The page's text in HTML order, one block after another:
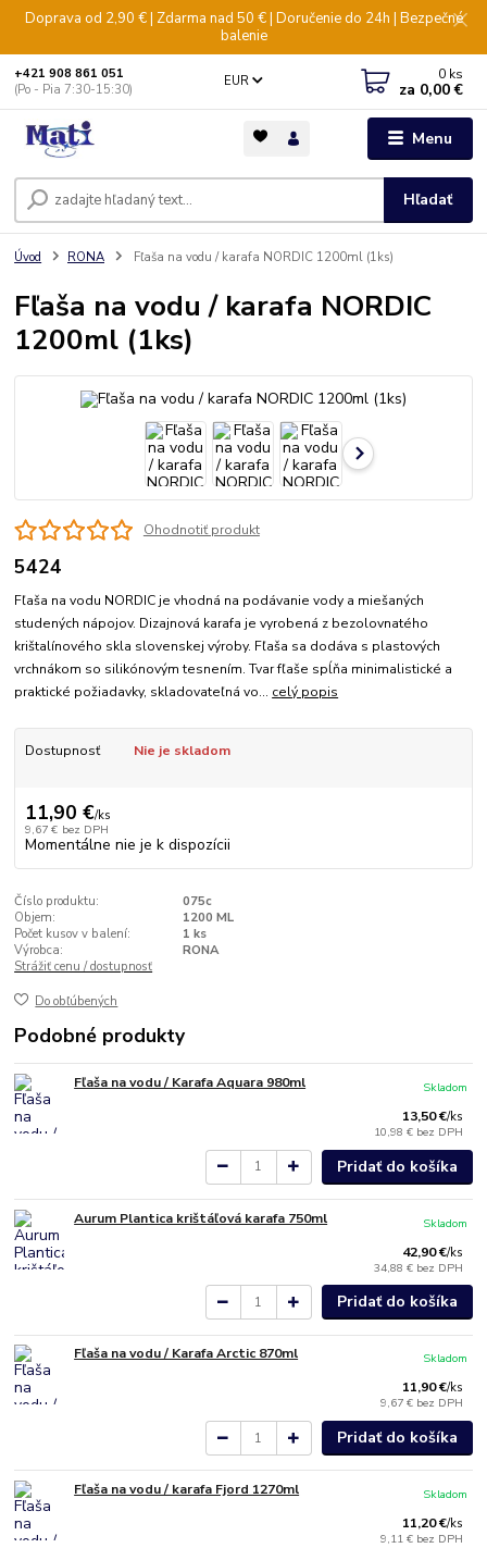
Doprava od 2,90 € | Zdarma nad 50 € | Doručenie do 24h | Bezpečné
balenie
Menu
EUR
Hľadať
+421 908 861 051
(Po - Pia 7:30-15:30)
0 ks
za 0,00 €
Úvod RONA Fľaša na vodu / karafa NORDIC 1200ml (1ks)
Fľaša na vodu / karafa NORDIC
1200ml (1ks)
Ohodnotiť produkt
5424
Fľaša na vodu NORDIC je vhodná na podávanie vody a miešaných
studených nápojov. Dizajnová karafa je vyrobená z bezolovnatého
krištalínového skla slovenskej výroby. Fľaša sa dodáva s plastových
vrchnákom so silikónovým tesnením. Tvar fľaše spĺňa minimalistické a
praktické požiadavky, skladovateľná vo... celý popis
Dostupnosť Nie je skladom
11,90 €/ks
9,67 € bez DPH
Momentálne nie je k dispozícii
Číslo produktu:
075c
Objem:
1200 ML
Počet kusov v balení:
1 ks
Výrobca:
RONA
Strážiť cenu / dostupnosť
Do obľúbených
Podobné produkty
Fľaša na vodu / Karafa Aquara 980ml
13,50 €/ks
10,98 € bez DPH
Skladom
Pridať do košíka
Aurum Plantica krištáľová karafa 750ml
42,90 €/ks
34,88 € bez DPH
Skladom
Pridať do košíka
Fľaša na vodu / Karafa Arctic 870ml
11,90 €/ks
9,67 € bez DPH
Skladom
Pridať do košíka
Fľaša na vodu / karafa Fjord 1270ml
11,20 €/ks
9,11 € bez DPH
Skladom